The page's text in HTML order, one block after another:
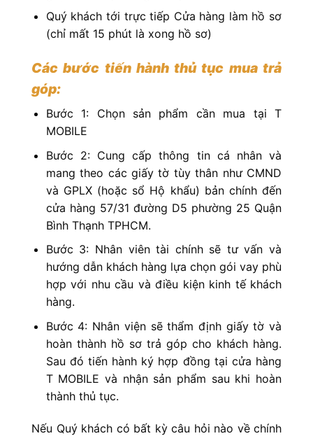
Quý khách tới trực tiếp Cửa hàng làm hồ sơ
(chỉ mất 15 phút là xong hồ sơ)
Các bước tiến hành thủ tục mua trả
góp:
Bước 1: Chọn sản phẩm cần mua tại T
MOBILE
Bước 2: Cung cấp thông tin cá nhân và
mang theo các giấy tờ tùy thân như CMND
và GPLX (hoặc sổ Hộ khẩu) bản chính đến
cửa hàng 57/31 đường D5 phường 25 Quận
Bình Thạnh TPHCM.
Bước 3: Nhân viên tài chính sẽ tư vấn và
hướng dẫn khách hàng lựa chọn gói vay phù
hợp với nhu cầu và điều kiện kinh tế khách
hàng.
Bước 4: Nhân viện sẽ thẩm định giấy tờ và
hoàn thành hồ sơ trả góp cho khách hàng.
Sau đó tiến hành ký hợp đồng tại cửa hàng
T MOBILE và nhận sản phẩm sau khi hoàn
thành thủ tục.
Nếu Quý khách có bất kỳ câu hỏi nào về chính